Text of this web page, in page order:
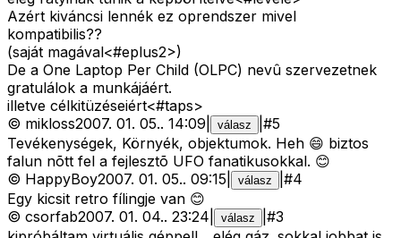
Azért kiváncsi lennék ez oprendszer mivel
kompatibilis??
(saját magával<#eplus2>)
De a One Laptop Per Child (OLPC) nevû szervezetnek
gratulálok a munkájáért.
illetve célkitüzéseiért<#taps>
© mikloss2007. 01. 05.. 14:09 válasz #5
Tevékenységek, Környék, objektumok. Heh 😄 biztos
falun nõtt fel a fejlesztõ UFO fanatikusokkal. 😊
© HappyBoy2007. 01. 05.. 09:15 válasz #4
Egy kicsit retro fílingje van 😊
© csorfab2007. 01. 04.. 23:24 válasz #3